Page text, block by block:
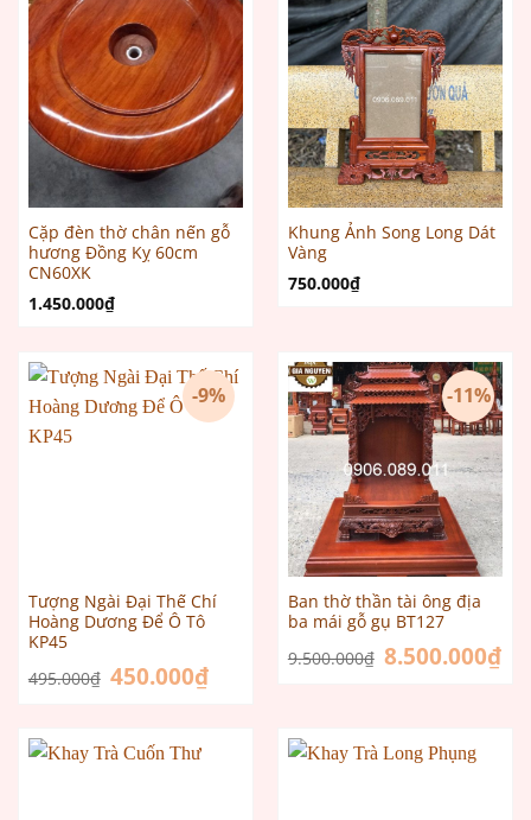
Cặp đèn thờ chân nến gỗ
hương Đồng Kỵ 60cm
CN60XK
1.450.000₫
Khung Ảnh Song Long Dát
Vàng
750.000₫
-9%
Tượng Ngài Đại Thế Chí
Hoàng Dương Để Ô Tô
KP45
495.000₫ Giá
gốc
450.000₫Giá
hiện
-11%
Ban thờ thần tài ông địa
ba mái gỗ gụ BT127
9.500.000₫ Giá
gốc
8.500.000₫Giá